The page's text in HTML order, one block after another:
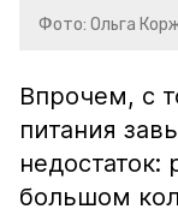
Фото: Ольга
Впрочем, с
питания
большом